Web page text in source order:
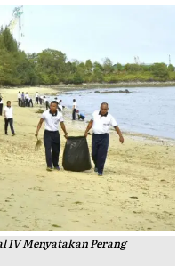
IV Menyatakan Perang